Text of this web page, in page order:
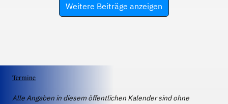
Weitere Beiträge anzeigen
Termine
Alle Angaben in diesem öffentlichen Kalender sind ohne